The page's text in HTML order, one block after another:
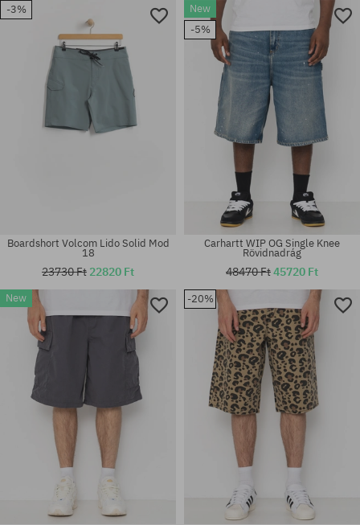
Elérhető méretek:
Elérhető méretek:
28; 29; 30; 31; 32; 34; 36; 38
Elérhető méretek:
31; 32; 33; 36
Elérhető méretek:
-3%
Boardshort Volcom Lido Solid Mod
18
23730 Ft 22820 Ft
New
-5%
Carhartt WIP OG Single Knee
Rövidnadrág
48470 Ft45720 Ft
New -20%